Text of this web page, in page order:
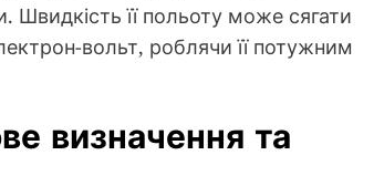
Швидкість її польоту може сягати
вольт, роблячи її потужним
визначення та